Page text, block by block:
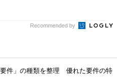
Recommended by
件」の種類を整理 優れた要件の特